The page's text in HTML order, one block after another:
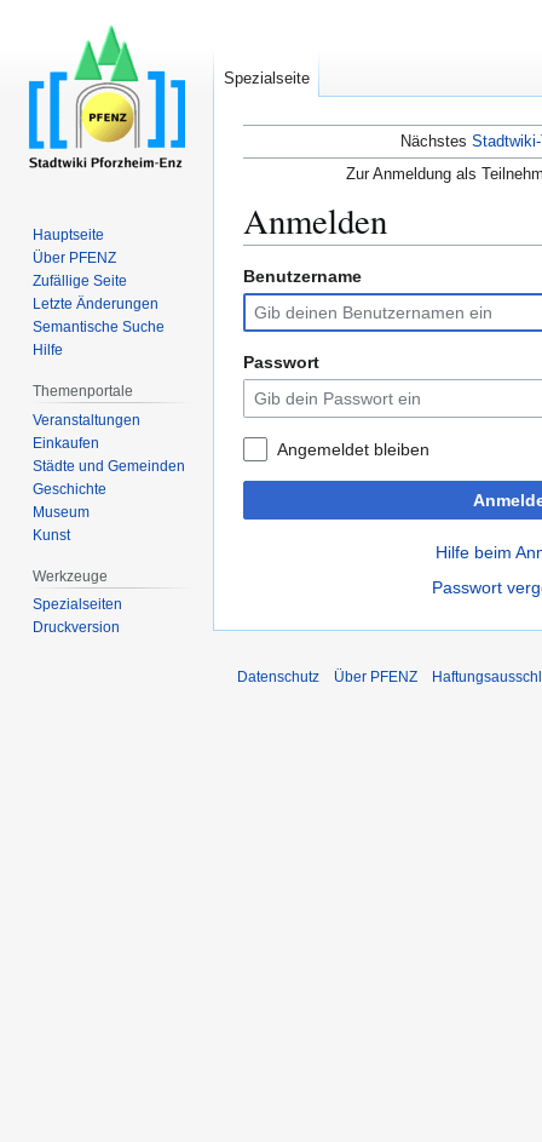
Nächstes
Zur Anmeldung als
Anmelden
Zur
Navigation
springen
Zur
Suche
springen
Benutzername
Passwort
Angemeldet bleiben
Hilfe beim
Passwort
Spezialseite
Hauptseite
Über PFENZ
Zufällige Seite
Letzte Änderungen
Semantische Suche
Hilfe
Themenportale
Veranstaltungen
Einkaufen
Städte und Gemeinden
Geschichte
Museum
Kunst
Werkzeuge
Spezialseiten
Druckversion
Datenschutz Über PFENZ